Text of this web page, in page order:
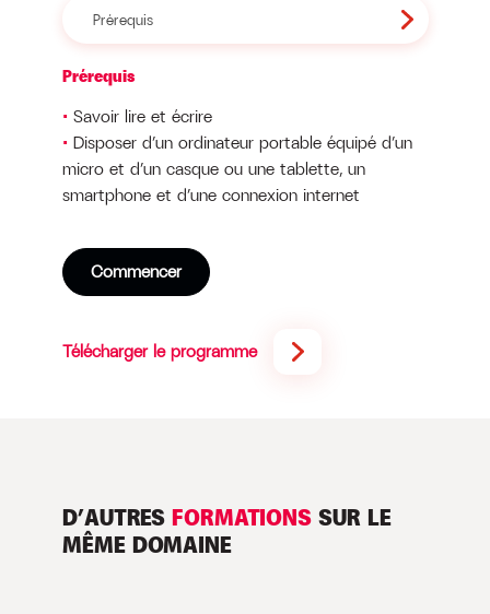
Prérequis
Prérequis
Savoir lire et écrire
Disposer d’un ordinateur portable équipé d’un
micro et d’un casque ou une tablette, un
smartphone et d’une connexion internet
Commencer
Télécharger le programme
D’AUTRES FORMATIONSSUR LE
MÊME DOMAINE